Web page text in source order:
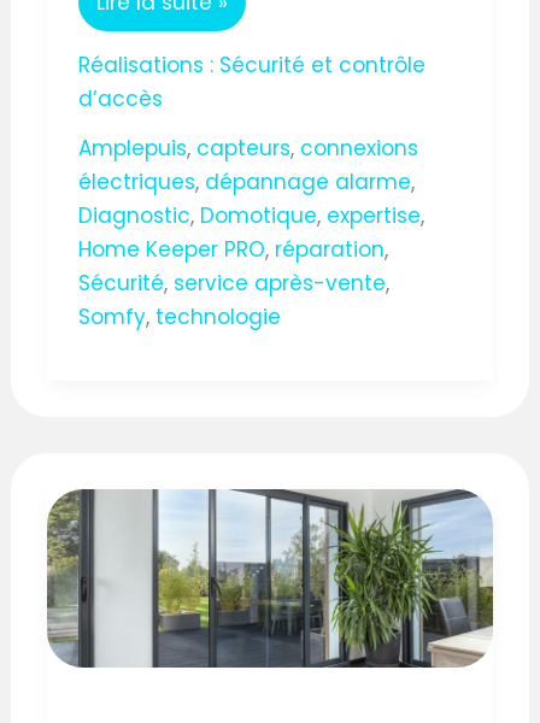
Réalisations : Sécurité et contrôle
d’accès
Amplepuis, capteurs, connexions
électriques, dépannage alarme,
Diagnostic, Domotique, expertise,
Home Keeper PRO, réparation,
Sécurité, service après-vente,
Somfy, technologie
Thizy-
Bourgs